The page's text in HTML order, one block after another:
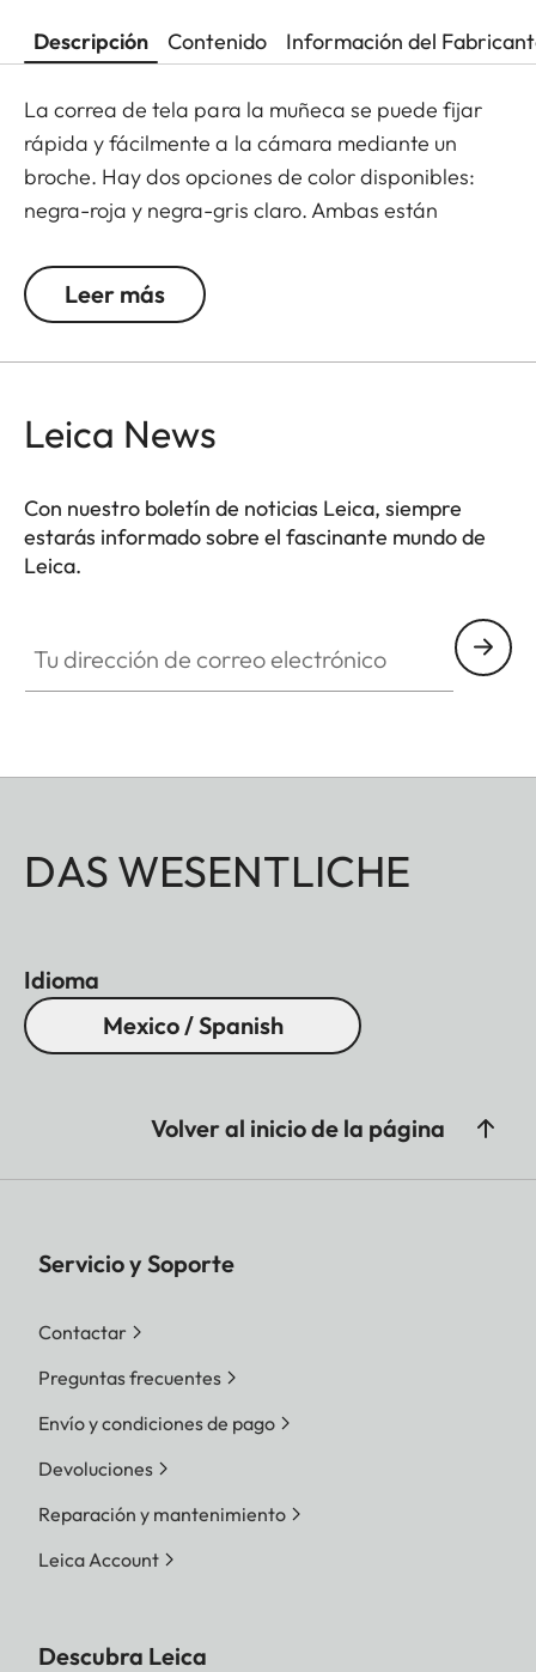
Descripción Contenido Información del
La correa de tela para la muñeca se puede fijar
rápida y fácilmente a la cámara mediante un
broche. Hay dos opciones de color disponibles:
negra-roja y negra-gris claro. Ambas están
Leer más
Leica News
Con nuestro boletín de noticias Leica, siempre
estarás informado sobre el fascinante mundo de
Leica.
DAS WESENTLICHE
Idioma
Mexico / Spanish
Volver al inicio de la página
Servicio y Soporte
Contactar
Preguntas frecuentes
Envío y condiciones de pago
Devoluciones
Reparación y mantenimiento
Leica Account
Descubra Leica